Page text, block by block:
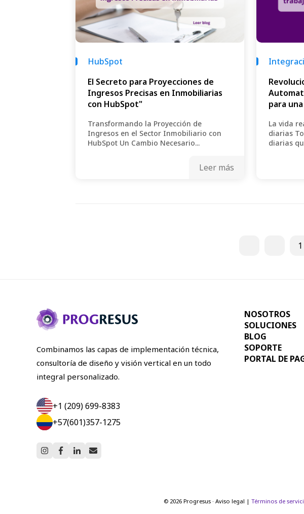
HubSpot
El Secreto para Proyecciones de
Ingresos Precisas en Inmobiliarias
con HubSpot"
Transformando la Proyección de
Ingresos en el Sector Inmobiliario con
HubSpot Un Cambio Necesario...
Leer más
para
La vida
diarias
diarias
1
Combinamos las capas de implementación técnica,
consultoría de diseño y visión vertical en un todo
integral personalizado.
+1 (209) 699-8383
+57(601)357-1275
NOSOTROS
SOLUCIONES
BLOG
SOPORTE
PORTAL DE
© 2026 Progresus · Aviso legal | Términos de